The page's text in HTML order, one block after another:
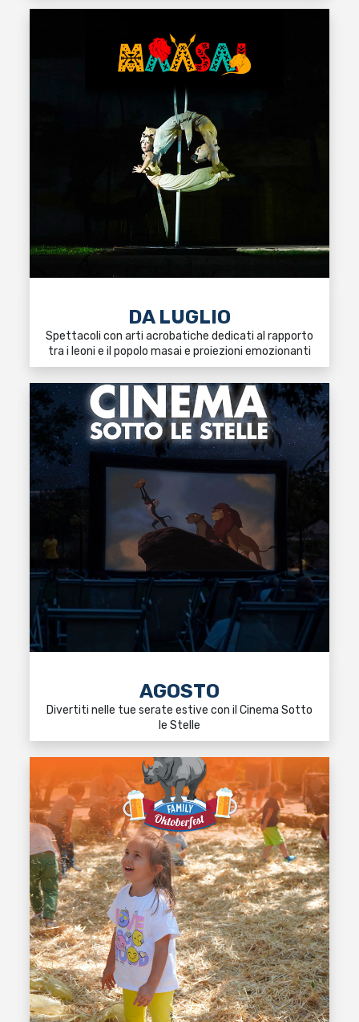
DA LUGLIO
Spettacoli con arti acrobatiche dedicati al rapporto
tra i leoni e il popolo masai e proiezioni emozionanti
AGOSTO
Divertiti nelle tue serate estive con il Cinema Sotto
le Stelle